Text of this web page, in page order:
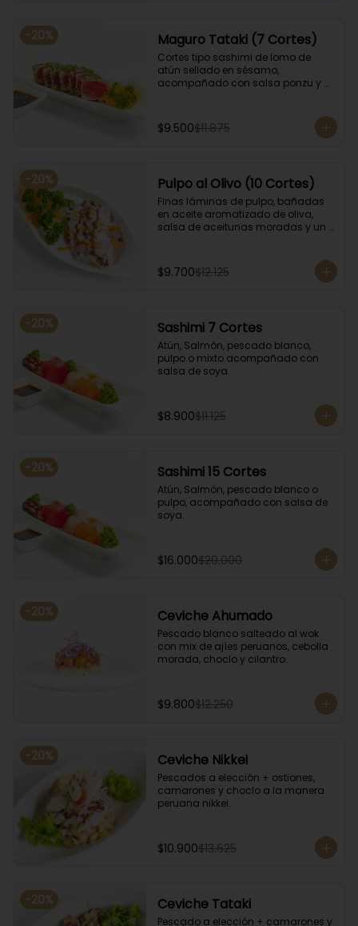
-20% Maguro Tataki (7 Cortes)
Cortes tipo sashimi de lomo de
atún sellado en sésamo,
acompañado con salsa ponzu y
$9.500$11.875
-20% Pulpo al Olivo (10 Cortes)
Finas láminas de pulpo, bañadas
en aceite aromatizado de oliva,
salsa de aceitunas moradas y un
$9.700$12.125
-20% Sashimi 7 Cortes
Atún, Salmón, pescado blanco,
pulpo o mixto acompañado con
salsa de soya.
$8.900$11.125
-20% Sashimi 15 Cortes
Atún, Salmón, pescado blanco o
pulpo, acompañado con salsa de
soya.
$16.000$20.000
-20% Ceviche Ahumado
Pescado blanco salteado al wok
con mix de ajíes peruanos, cebolla
morada, choclo y cilantro.
$9.800$12.250
-20% Ceviche Nikkei
Pescados a elección + ostiones,
camarones y choclo a la manera
peruana nikkei.
$10.900$13.625
-20% Ceviche Tataki
Pescado a elección + camarones y